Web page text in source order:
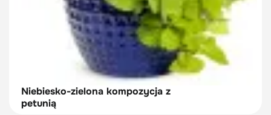
Niebiesko-zielona kompozycja z
petunią